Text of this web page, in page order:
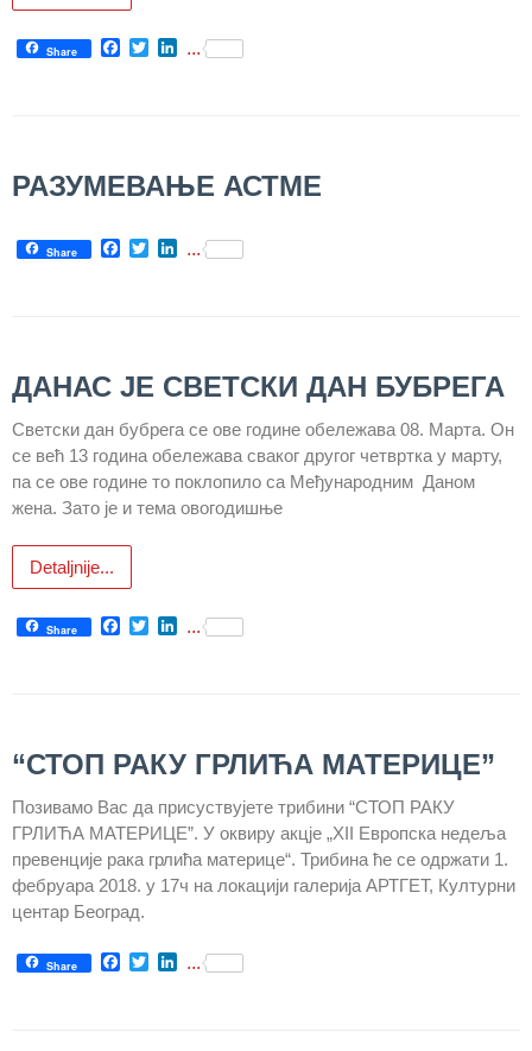
Share Facebook
TwitterLinkedIn
...
РАЗУМЕВАЊЕ АСТМЕ
Share Facebook
TwitterLinkedIn
...
ДАНАС ЈЕ СВЕТСКИ ДАН БУБРЕГА
Светски дан бубрега се ове године обележава 08. Марта. Он
се већ 13 година обележава сваког другог четвртка у марту,
па се ове године то поклопило са Међународним Даном
жена. Зато је и тема овогодишње
Detaljnije...
Share Facebook
TwitterLinkedIn
...
“СТОП РАКУ ГРЛИЋА МАТЕРИЦЕ”
Позивамо Вас да присуствујете трибини “СТОП РАКУ
ГРЛИЋА МАТЕРИЦЕ”. У оквиру акцје „XII Европска недеља
превенције рака грлића материце“. Трибина ће се одржати 1.
фебруара 2018. у 17ч на локацији галерија АРТГЕТ, Културни
центар Београд.
Share Facebook
TwitterLinkedIn
...
социјалне
економско-
техничке и
Финансије
набавке
Квалитет
здравствене
заштите
КОНКУРСИ
Конкурси
– 2024
Огласи и
– Архива